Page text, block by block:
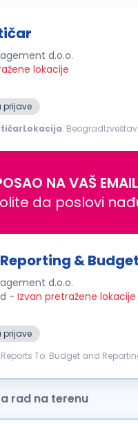
d.o.o.
lokacije
prijave
:
NA VAŠ EMAIL
da poslovi
&
d.o.o.
- Izvan pretražene lokacije
prijave
To: Budget and
rad na terenu